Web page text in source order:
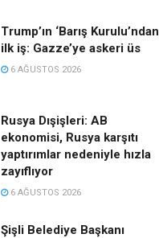
Trump’ın ‘Barış Kurulu’ndan
ilk iş: Gazze’ye askeri üs
6 AĞUSTOS 2026
Rusya Dışişleri: AB
ekonomisi, Rusya karşıtı
yaptırımlar nedeniyle hızla
zayıflıyor
6 AĞUSTOS 2026
Şişli Belediye Başkanı